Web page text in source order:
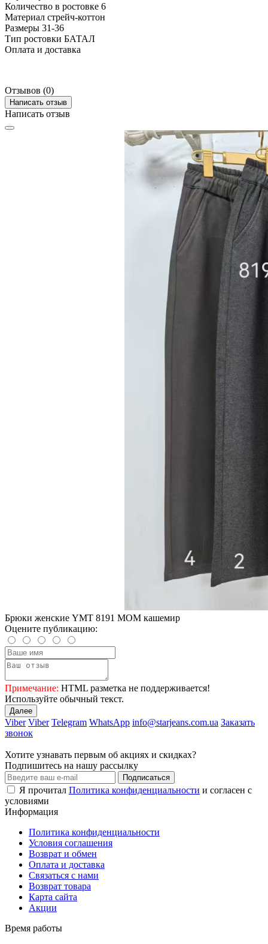
Количество в ростовке 6
Материал стрейч-коттон
Размеры 31-36
Тип ростовки БАТАЛ
Оплата и доставка
Отзывов (0)
Написать отзыв
Написать отзыв
Брюки женские YMT 8191 МОМ кашемир
Оцените публикацию:
Примечание: HTML разметка не поддерживается!
Используйте обычный текст.
Далее
Viber Viber Telegram WhatsApp info@starjeans.com.ua Заказать
звонок
Хотите узнавать первым об акциях и скидках?
Подпишитесь на нашу рассылку
Подписаться
Я прочитал Политика конфиденциальности и согласен с
условиями
Информация
Политика конфиденциальности
Условия соглашения
Возврат и обмен
Оплата и доставка
Связаться с нами
Возврат товара
Карта сайта
Акции
Время работы